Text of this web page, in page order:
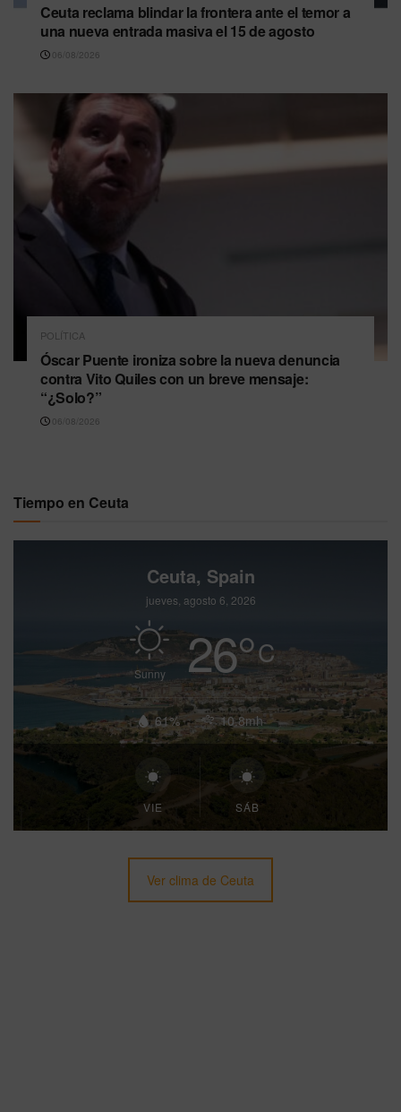
Ceuta reclama blindar la frontera ante el temor a
una nueva entrada masiva el 15 de agosto
06/08/2026
POLÍTICA
Óscar Puente ironiza sobre la nueva denuncia
contra Vito Quiles con un breve mensaje:
“¿Solo?”
06/08/2026
Tiempo en Ceuta
Ceuta, Spain
jueves, agosto 6, 2026
Sunny 26°C
61% 10.8mh
VIE SÁB
Ver clima de Ceuta